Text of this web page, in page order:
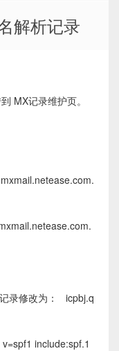
解析记录
MX记录维护页。
录修改为： icpbj.q
include:spf.1